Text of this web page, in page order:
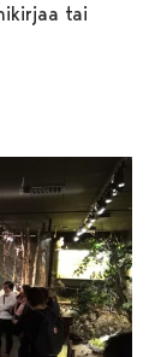
tai